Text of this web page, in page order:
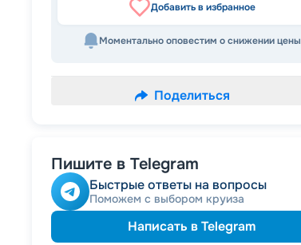
Добавить в избранное
Моментально оповестим о снижении цены
Поделиться
Пишите в Telegram
Быстрые ответы на вопросы
Поможем с выбором круиза
Написать в Telegram